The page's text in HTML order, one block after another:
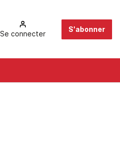
Se connecter
S'abonner